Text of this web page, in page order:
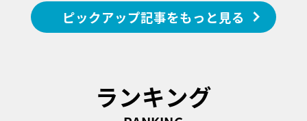
ピックアップ記事をもっと見る
ランキング